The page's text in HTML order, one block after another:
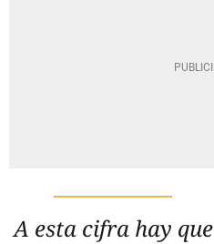
A esta cifra hay que